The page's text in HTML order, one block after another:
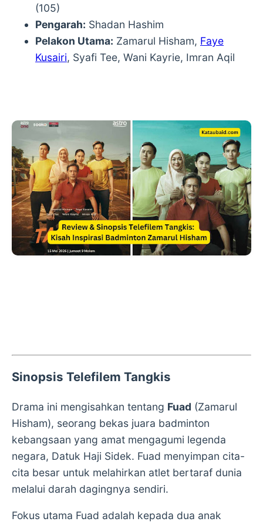
(105)
Pengarah: Shadan Hashim
Pelakon Utama: Zamarul Hisham, Faye
Kusairi, Syafi Tee, Wani Kayrie, Imran Aqil
Sinopsis Telefilem Tangkis
Drama ini mengisahkan tentang Fuad (Zamarul
Hisham), seorang bekas juara badminton
kebangsaan yang amat mengagumi legenda
negara, Datuk Haji Sidek. Fuad menyimpan cita-
cita besar untuk melahirkan atlet bertaraf dunia
melalui darah dagingnya sendiri.
Fokus utama Fuad adalah kepada dua anak